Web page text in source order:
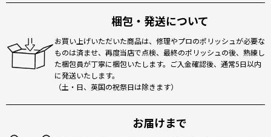
梱包・発送について
お買い上げいただいた商品は、修理やプロのポリッシュが必要な
ものは済ませ、再度当店で点検、最終のポリッシュの後、熟練し
た梱包員が丁寧に梱包いたします。ご入金確認後、通常5日以内
に発送いたします。
（土・日、英国の祝祭日は除きます）
お届けまで